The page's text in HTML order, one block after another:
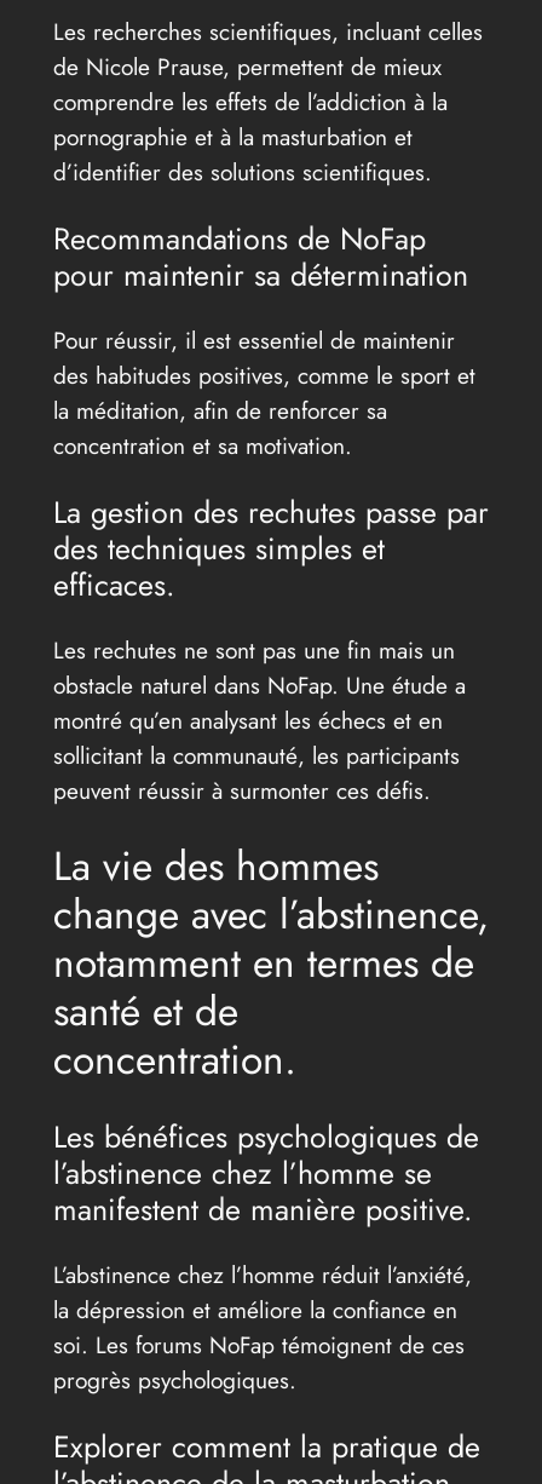
Les recherches scientifiques, incluant celles
de Nicole Prause, permettent de mieux
comprendre les effets de l’addiction à la
pornographie et à la masturbation et
d’identifier des solutions scientifiques.
Recommandations de NoFap
pour maintenir sa détermination
Pour réussir, il est essentiel de maintenir
des habitudes positives, comme le sport et
la méditation, afin de renforcer sa
concentration et sa motivation.
La gestion des rechutes passe par
des techniques simples et
efficaces.
Les rechutes ne sont pas une fin mais un
obstacle naturel dans NoFap. Une étude a
montré qu’en analysant les échecs et en
sollicitant la communauté, les participants
peuvent réussir à surmonter ces défis.
La vie des hommes
change avec l’abstinence,
notamment en termes de
santé et de
concentration.
Les bénéfices psychologiques de
l’abstinence chez l’homme se
manifestent de manière positive.
L’abstinence chez l’homme réduit l’anxiété,
la dépression et améliore la confiance en
soi. Les forums NoFap témoignent de ces
progrès psychologiques.
Explorer comment la pratique de